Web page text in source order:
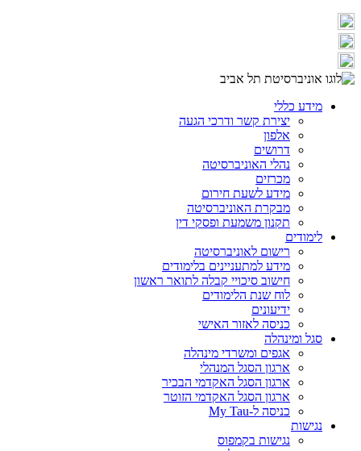
מידע כללי
יצירת קשר ודרכי הגעה
אלפון
דרושים
נהלי האוניברסיטה
מכרזים
מידע לשעת חירום
מבקרת האוניברסיטה
תקנון משמעת ופסקי דין
לימודים
רישום לאוניברסיטה
מידע למתעניינים בלימודים
חישוב סיכויי קבלה לתואר ראשון
לוח שנת הלימודים
ידיעונים
כניסה לאזור האישי
סגל ומינהלה
אגפים ומשרדי מינהלה
ארגון הסגל המנהלי
ארגון הסגל האקדמי הבכיר
ארגון הסגל האקדמי הזוטר
כניסה ל-My Tau
נגישות
נגישות בקמפוס